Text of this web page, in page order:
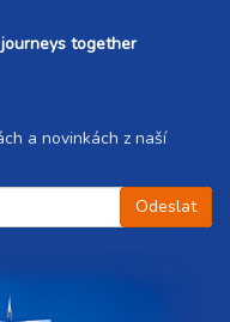
together
a novinkách z naší